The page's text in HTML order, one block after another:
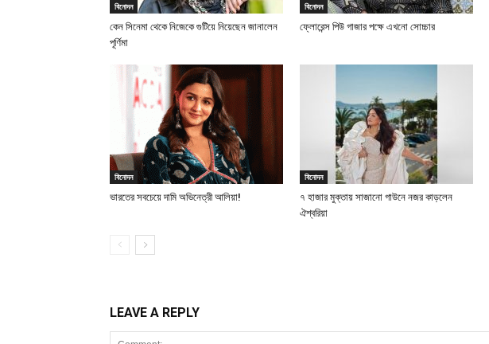
বিনোদন
কেন সিনেমা থেকে নিজেকে গুটিয়ে নিয়েছেন জানালেন
পূর্ণিমা
বিনোদন
ফ্লোরেন্স পিউ গাজার পক্ষে এখনো সোচ্চার
বিনোদন
ভারতের সবচেয়ে দামি অভিনেত্রী আলিয়া!
বিনোদন
৭ হাজার মুক্তায় সাজানো গাউনে নজর কাড়লেন
ঐশ্বরিয়া
LEAVE A REPLY